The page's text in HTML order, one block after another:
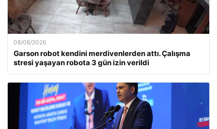
08/08/2026
Garson robot kendini merdivenlerden attı. Çalışma
stresi yaşayan robota 3 gün izin verildi